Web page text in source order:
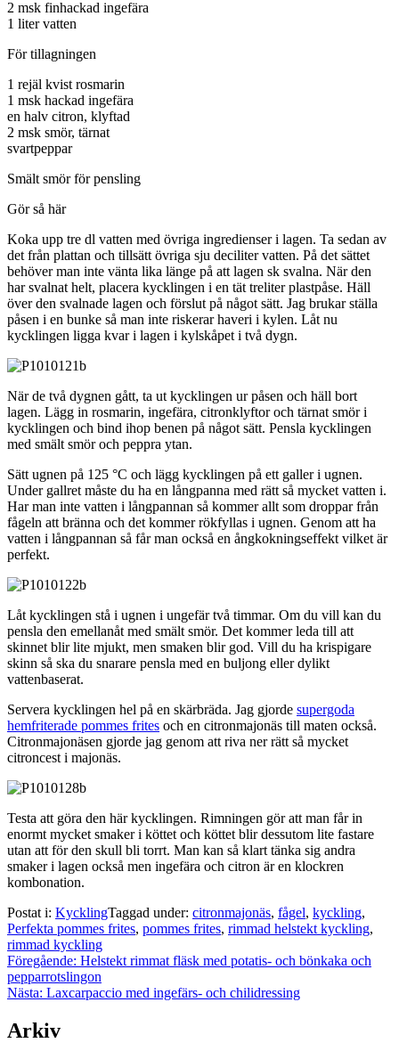
2 msk finhackad ingefära
1 liter vatten
För tillagningen
1 rejäl kvist rosmarin
1 msk hackad ingefära
en halv citron, klyftad
2 msk smör, tärnat
svartpeppar
Smält smör för pensling
Gör så här
Koka upp tre dl vatten med övriga ingredienser i lagen. Ta sedan av
det från plattan och tillsätt övriga sju deciliter vatten. På det sättet
behöver man inte vänta lika länge på att lagen sk svalna. När den
har svalnat helt, placera kycklingen i en tät treliter plastpåse. Häll
över den svalnade lagen och förslut på något sätt. Jag brukar ställa
påsen i en bunke så man inte riskerar haveri i kylen. Låt nu
kycklingen ligga kvar i lagen i kylskåpet i två dygn.
När de två dygnen gått, ta ut kycklingen ur påsen och häll bort
lagen. Lägg in rosmarin, ingefära, citronklyftor och tärnat smör i
kycklingen och bind ihop benen på något sätt. Pensla kycklingen
med smält smör och peppra ytan.
Sätt ugnen på 125 °C och lägg kycklingen på ett galler i ugnen.
Under gallret måste du ha en långpanna med rätt så mycket vatten i.
Har man inte vatten i långpannan så kommer allt som droppar från
fågeln att bränna och det kommer rökfyllas i ugnen. Genom att ha
vatten i långpannan så får man också en ångkokningseffekt vilket är
perfekt.
Låt kycklingen stå i ugnen i ungefär två timmar. Om du vill kan du
pensla den emellanåt med smält smör. Det kommer leda till att
skinnet blir lite mjukt, men smaken blir god. Vill du ha krispigare
skinn så ska du snarare pensla med en buljong eller dylikt
vattenbaserat.
Servera kycklingen hel på en skärbräda. Jag gjorde supergoda
hemfriterade pommes frites och en citronmajonäs till maten också.
Citronmajonäsen gjorde jag genom att riva ner rätt så mycket
citroncest i majonäs.
Testa att göra den här kycklingen. Rimningen gör att man får in
enormt mycket smaker i köttet och köttet blir dessutom lite fastare
utan att för den skull bli torrt. Man kan så klart tänka sig andra
smaker i lagen också men ingefära och citron är en klockren
kombonation.
Postat i: KycklingTaggad under: citronmajonäs, fågel, kyckling,
Perfekta pommes frites, pommes frites, rimmad helstekt kyckling,
rimmad kyckling
Inläggsnavigering
Föregående: Helstekt rimmat fläsk med potatis- och bönkaka och
pepparrotslingon
Nästa: Laxcarpaccio med ingefärs- och chilidressing
Arkiv